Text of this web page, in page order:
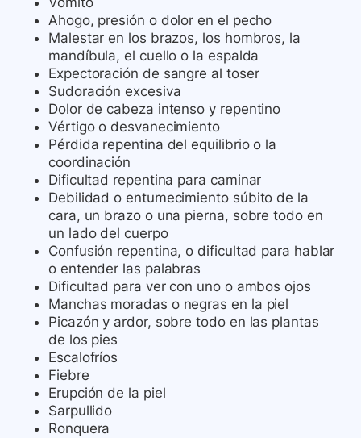
Ahogo, presión o dolor en el pecho
Malestar en los brazos, los hombros, la
mandíbula, el cuello o la espalda
Expectoración de sangre al toser
Sudoración excesiva
Dolor de cabeza intenso y repentino
Vértigo o desvanecimiento
Pérdida repentina del equilibrio o la
coordinación
Dificultad repentina para caminar
Debilidad o entumecimiento súbito de la
cara, un brazo o una pierna, sobre todo en
un lado del cuerpo
Confusión repentina, o dificultad para hablar
o entender las palabras
Dificultad para ver con uno o ambos ojos
Manchas moradas o negras en la piel
Picazón y ardor, sobre todo en las plantas
de los pies
Escalofríos
Fiebre
Erupción de la piel
Sarpullido
Ronquera